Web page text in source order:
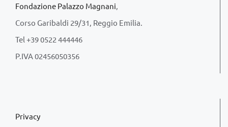
Fondazione Palazzo Magnani
Corso Garibaldi 29/31, Reggio Emilia.
Tel +39 0522 444446
P.IVA 02456050356
Privacy